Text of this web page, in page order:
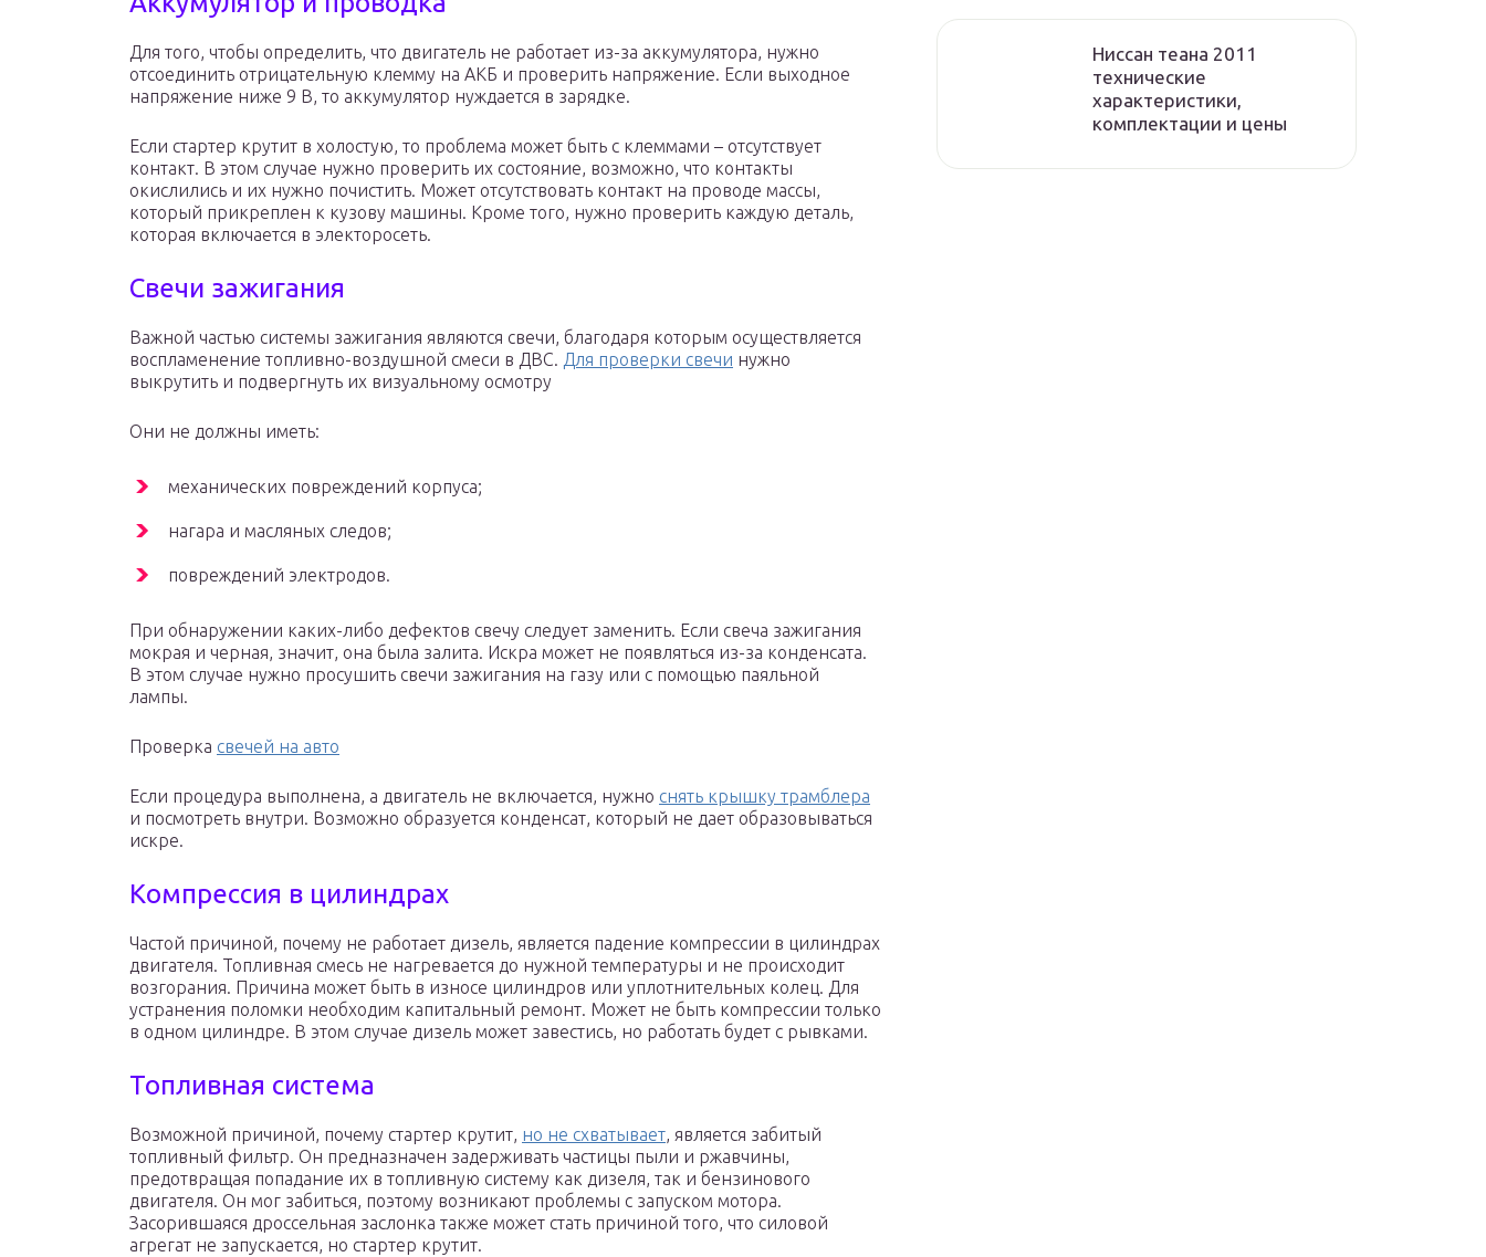
Для того, чтобы определить, что двигатель не работает из-за аккумулятора, нужно
отсоединить отрицательную клемму на АКБ и проверить напряжение. Если выходное
напряжение ниже 9 В, то аккумулятор нуждается в зарядке.
Если стартер крутит в холостую, то проблема может быть с клеммами – отсутствует
контакт. В этом случае нужно проверить их состояние, возможно, что контакты
окислились и их нужно почистить. Может отсутствовать контакт на проводе массы,
который прикреплен к кузову машины. Кроме того, нужно проверить каждую деталь,
которая включается в электоросеть.
Свечи зажигания
Важной частью системы зажигания являются свечи, благодаря которым осуществляется
воспламенение топливно-воздушной смеси в ДВС. Для проверки свечи нужно
выкрутить и подвергнуть их визуальному осмотру
Они не должны иметь:
механических повреждений корпуса;
нагара и масляных следов;
повреждений электродов.
При обнаружении каких-либо дефектов свечу следует заменить. Если свеча зажигания
мокрая и черная, значит, она была залита. Искра может не появляться из-за конденсата.
В этом случае нужно просушить свечи зажигания на газу или с помощью паяльной
лампы.
Проверка свечей на авто
Если процедура выполнена, а двигатель не включается, нужно снять крышку трамблера
и посмотреть внутри. Возможно образуется конденсат, который не дает образовываться
искре.
Компрессия в цилиндрах
Частой причиной, почему не работает дизель, является падение компрессии в цилиндрах
двигателя. Топливная смесь не нагревается до нужной температуры и не происходит
возгорания. Причина может быть в износе цилиндров или уплотнительных колец. Для
устранения поломки необходим капитальный ремонт. Может не быть компрессии только
в одном цилиндре. В этом случае дизель может завестись, но работать будет с рывками.
Топливная система
Возможной причиной, почему стартер крутит, но не схватывает, является забитый
топливный фильтр. Он предназначен задерживать частицы пыли и ржавчины,
предотвращая попадание их в топливную систему как дизеля, так и бензинового
двигателя. Он мог забиться, поэтому возникают проблемы с запуском мотора.
Засорившаяся дроссельная заслонка также может стать причиной того, что силовой
агрегат не запускается, но стартер крутит.
Ниссан теана 2011
технические
характеристики,
комплектации и цены